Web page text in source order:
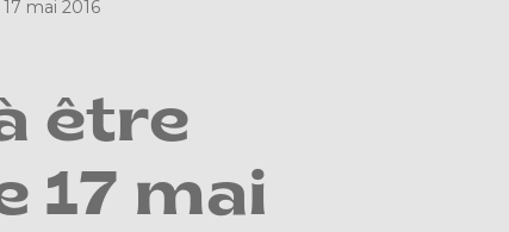
mai 2016
être
17 mai